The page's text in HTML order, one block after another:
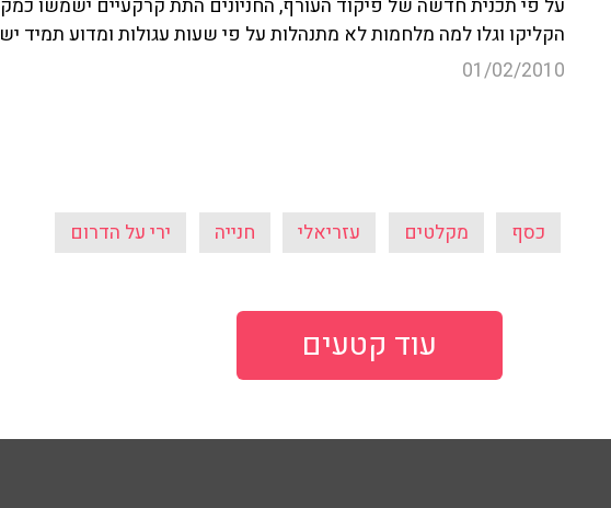
על פי תכנית חדשה של פיקוד העורף, החניונים התת קרקעיים ישמשו
הקליקו וגלו למה מלחמות לא מתנהלות על פי שעות עגולות ומדוע תמיד
01/02/2010
כסף מקלטים עזריאלי חנייה ירי על הדרום
עוד קטעים